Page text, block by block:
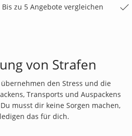
Bis zu 5 Angebote vergleichen
von Strafen
den Stress und die
Transports und Auspackens
musst dir keine Sorgen machen,
das für dich.